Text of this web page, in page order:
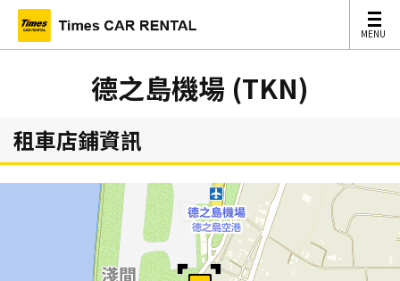
MENU
MENU
德之島機場 (TKN)
租車店鋪資訊